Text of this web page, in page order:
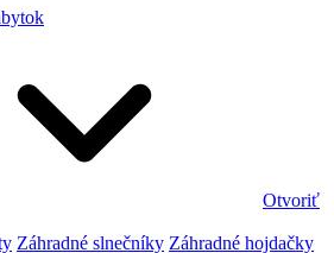
Otvoriť
Záhradné slnečníky Záhradné hojdačky